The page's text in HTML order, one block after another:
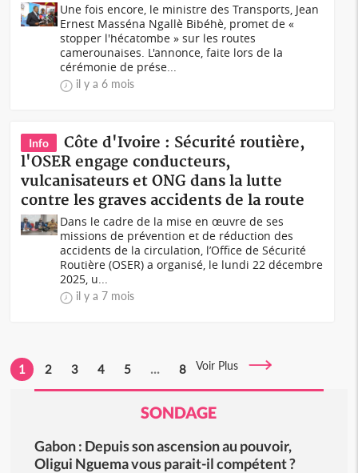
Une fois encore, le ministre des Transports, Jean
Ernest Masséna Ngallè Bibéhè, promet de «
stopper l'hécatombe » sur les routes
camerounaises. L'annonce, faite lors de la
cérémonie de prése...
il y a 6 mois
Info
Côte d'Ivoire : Sécurité routière,
l'OSER engage conducteurs,
vulcanisateurs et ONG dans la lutte
contre les graves accidents de la route
Dans le cadre de la mise en œuvre de ses
missions de prévention et de réduction des
accidents de la circulation, l’Office de Sécurité
Routière (OSER) a organisé, le lundi 22 décembre
2025, u...
il y a 7 mois
1 2 3 4 5 ... 8 Voir Plus
SONDAGE
Gabon : Depuis son ascension au pouvoir,
Oligui Nguema vous parait-il compétent ?